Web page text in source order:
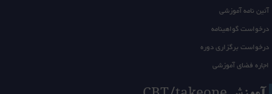
آئین نامه آموزشی
درخواست گواهینامه
درخواست برگزاری دوره
اجاره فضای آموزشی